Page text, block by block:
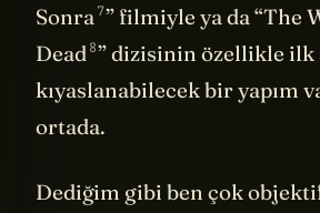
ne düşünüyorlar acaba?
Sonra7” filmiyle ya da “The
Dead8” dizisinin özellikle ilk
kıyaslanabilecek bir yapım